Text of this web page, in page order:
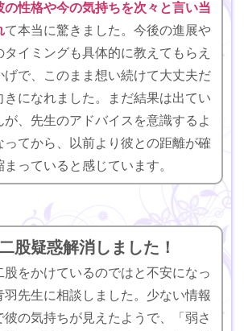
の性格や今の気持ちを次々と言い当
て本当に驚きました。今後の進展や
タイミングも具体的に教えてもらえ
げで、このまま想い続けて大丈夫だ
きになれました。まだ結果は出てい
が、先生のアドバイスを意識するよ
ってから、以前より彼との距離が確
まっていると感じています。
股疑惑解消しました！
股をかけているのではと不安になっ
羽先生に相談しました。少ない情報
彼の気持ちが見えたようで、「弱さ